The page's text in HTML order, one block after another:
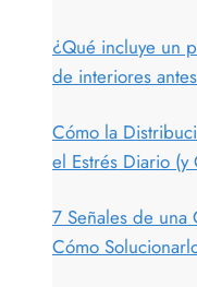
¿Qué incluye un
de interiores
Cómo la
el Estrés Diario (y
7 Señales de una
Cómo